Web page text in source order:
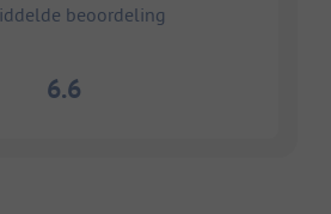
beoordeling
6.6